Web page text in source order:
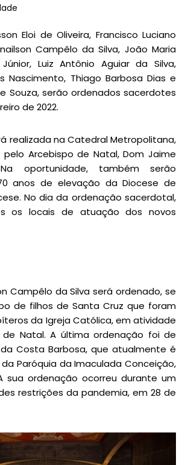
Eloi de Oliveira, Francisco Luciano
Campêlo da Silva, João Maria
Luiz Antônio Aguiar da Silva,
Nascimento, Thiago Barbosa Dias e
Souza, serão ordenados sacerdotes
de 2022.
realizada na Catedral Metropolitana,
pelo Arcebispo de Natal, Dom Jaime
oportunidade, também serão
anos de elevação da Diocese de
No dia da ordenação sacerdotal,
os locais de atuação dos novos
Campêlo da Silva será ordenado, se
de filhos de Santa Cruz que foram
da Igreja Católica, em atividade
de Natal. A última ordenação foi de
da Costa Barbosa, que atualmente é
da Paróquia da Imaculada Conceição,
sua ordenação ocorreu durante um
restrições da pandemia, em 28 de